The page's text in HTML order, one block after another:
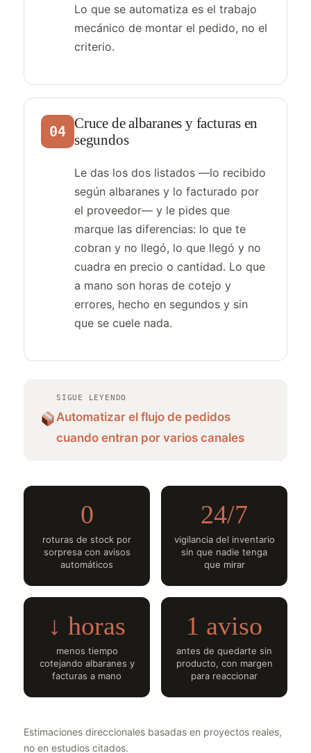
Lo que se automatiza es el trabajo
mecánico de montar el pedido, no el
criterio.
04 Cruce de albaranes y facturas en
segundos
Le das los dos listados —lo recibido
según albaranes y lo facturado por
el proveedor— y le pides que
marque las diferencias: lo que te
cobran y no llegó, lo que llegó y no
cuadra en precio o cantidad. Lo que
a mano son horas de cotejo y
errores, hecho en segundos y sin
que se cuele nada.
SIGUE LEYENDO
Automatizar el flujo de pedidos
cuando entran por varios canales
0
roturas de stock por
sorpresa con avisos
automáticos
24/7
vigilancia del inventario
sin que nadie tenga
que mirar
↓ horas
menos tiempo
cotejando albaranes y
facturas a mano
1 aviso
antes de quedarte sin
producto, con margen
para reaccionar
Estimaciones direccionales basadas en proyectos reales,
no en estudios citados.